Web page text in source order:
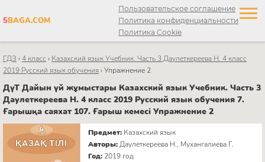
5BAGA.COM
Пользовательское соглашение
Политика конфиденциальности
Политика Cookie
ГДЗ ›4 класс › Казахский язык Учебник. Часть 3 Даулеткереева Н. 4 класс
2019 Русский язык обучения›Упражнение 2
ДүТ Дайын үй жұмыстары Казахский язык Учебник. Часть 3
Даулеткереева Н. 4 класс 2019 Русский язык обучения 7.
Ғарышқа саяхат 107. Ғарыш кемесі Упражнение 2
Предмет: Казахский язык
Авторы:Даулеткереева Н., Мухангалиева Г.
Год: 2019 год